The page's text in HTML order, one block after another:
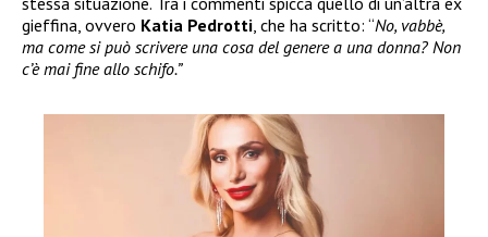
gieffina, ovvero Katia Pedrotti, che ha scritto: “No, vabbè,
ma come si può scrivere una cosa del genere a una donna? Non
c’è mai fine allo schifo.”